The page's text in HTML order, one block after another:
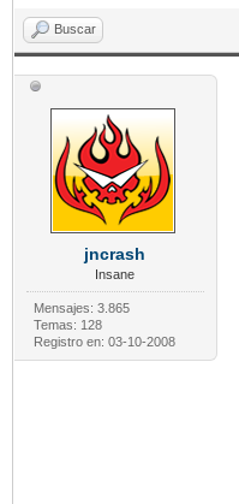
Buscar
jncrash
Insane
Mensajes: 3.865
Temas: 128
Registro en: 03-10-2008